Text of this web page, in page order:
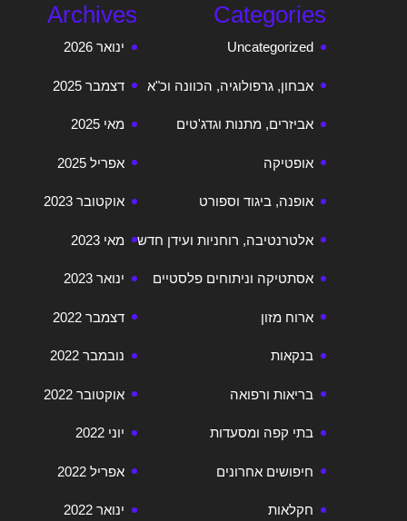
Archives
ינואר 2026
דצמבר 2025
מאי 2025
אפריל 2025
אוקטובר 2023
מאי 2023
ינואר 2023
דצמבר 2022
נובמבר 2022
אוקטובר 2022
יוני 2022
אפריל 2022
ינואר 2022
Categories
Uncategorized
אבחון, גרפולוגיה, הכוונה וכ"א
אביזרים, מתנות וגדג'טים
אופטיקה
אופנה, ביגוד וספורט
אלטרנטיבה, רוחניות ועידן חדש
אסתטיקה וניתוחים פלסטיים
ארוח מזון
בנקאות
בריאות ורפואה
בתי קפה ומסעדות
חיפושים אחרונים
חקלאות